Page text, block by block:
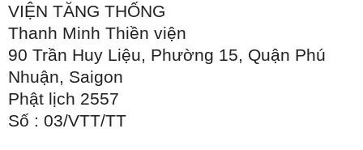
VIỆN TĂNG THỐNG
Thanh Minh Thiền viện
90 Trần Huy Liệu, Phường 15, Quận Phú
Nhuận, Saigon
Phật lịch 2557
Số : 03/VTT/TT